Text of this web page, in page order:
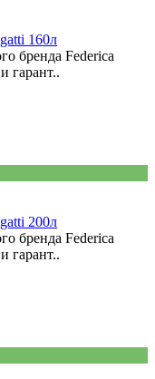
160л
бренда Federica
гарант..
200л
бренда Federica
гарант..